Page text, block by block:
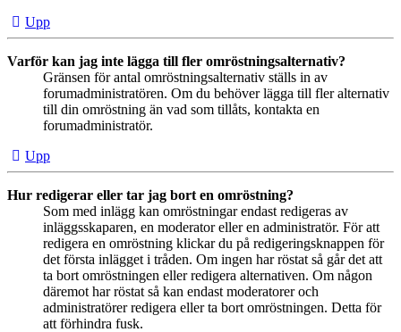
Upp
Varför kan jag inte lägga till fler omröstningsalternativ?
Gränsen för antal omröstningsalternativ ställs in av
forumadministratören. Om du behöver lägga till fler alternativ
till din omröstning än vad som tillåts, kontakta en
forumadministratör.
Upp
Hur redigerar eller tar jag bort en omröstning?
Som med inlägg kan omröstningar endast redigeras av
inläggsskaparen, en moderator eller en administratör. För att
redigera en omröstning klickar du på redigeringsknappen för
det första inlägget i tråden. Om ingen har röstat så går det att
ta bort omröstningen eller redigera alternativen. Om någon
däremot har röstat så kan endast moderatorer och
administratörer redigera eller ta bort omröstningen. Detta för
att förhindra fusk.